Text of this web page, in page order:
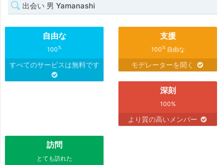
出会い 男 Yamanashi
自由な
100%
すべてのサービスは無料です
支援
100%自由な
モデレーターを聞く
深刻
100%
より質の高いメンバー
訪問
とても訪れた